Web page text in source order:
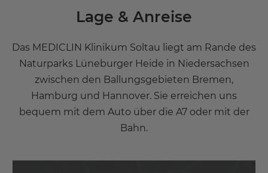
Lage & Anreise
Das MEDICLIN Klinikum Soltau liegt am Rande des
Naturparks Lüneburger Heide in Niedersachsen
zwischen den Ballungsgebieten Bremen,
Hamburg und Hannover. Sie erreichen uns
bequem mit dem Auto über die A7 oder mit der
Bahn.